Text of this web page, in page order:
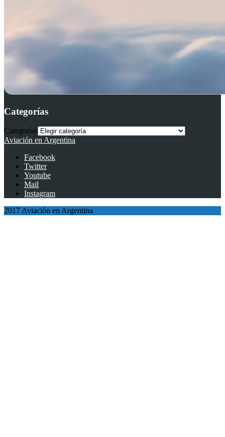
Categorías
Categorías
Aviación en Argentina
Facebook
Twitter
Youtube
Mail
Instagram
2017 Aviación en Argentina